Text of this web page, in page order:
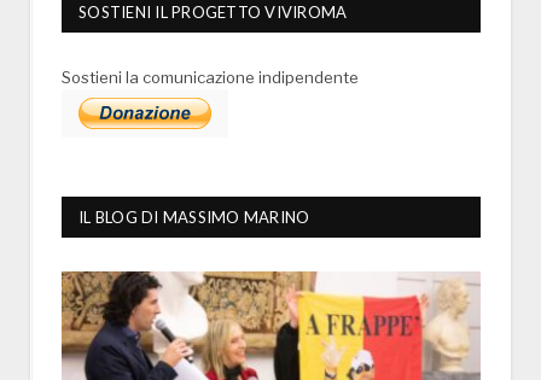
SOSTIENI IL PROGETTO VIVIROMA
Sostieni la comunicazione indipendente
IL BLOG DI MASSIMO MARINO